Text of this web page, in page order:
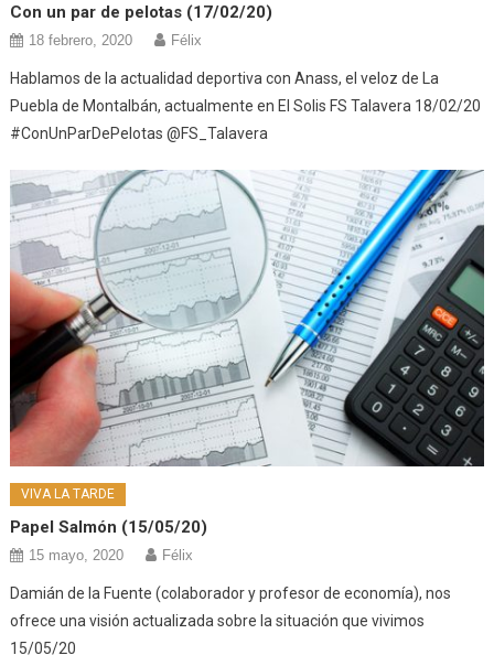
Con un par de pelotas (17/02/20)
18 febrero, 2020 Félix
Hablamos de la actualidad deportiva con Anass, el veloz de La
Puebla de Montalbán, actualmente en El Solis FS Talavera 18/02/20
#ConUnParDePelotas @FS_Talavera
VIVA LA TARDE
Papel Salmón (15/05/20)
15 mayo, 2020 Félix
Damián de la Fuente (colaborador y profesor de economía), nos
ofrece una visión actualizada sobre la situación que vivimos
15/05/20